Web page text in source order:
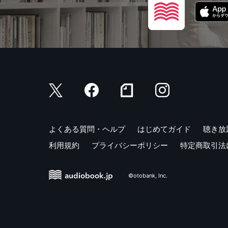
よくある質問・ヘルプ はじめてガイド
聴き放
利用規約
プライバシーポリシー 特定商取引
©otobank, Inc.